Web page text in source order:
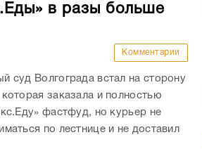
в разы больше
Комментарии
суд Волгограда встал на сторону
заказала и полностью
фастфуд, но курьер не
по лестнице и не доставил